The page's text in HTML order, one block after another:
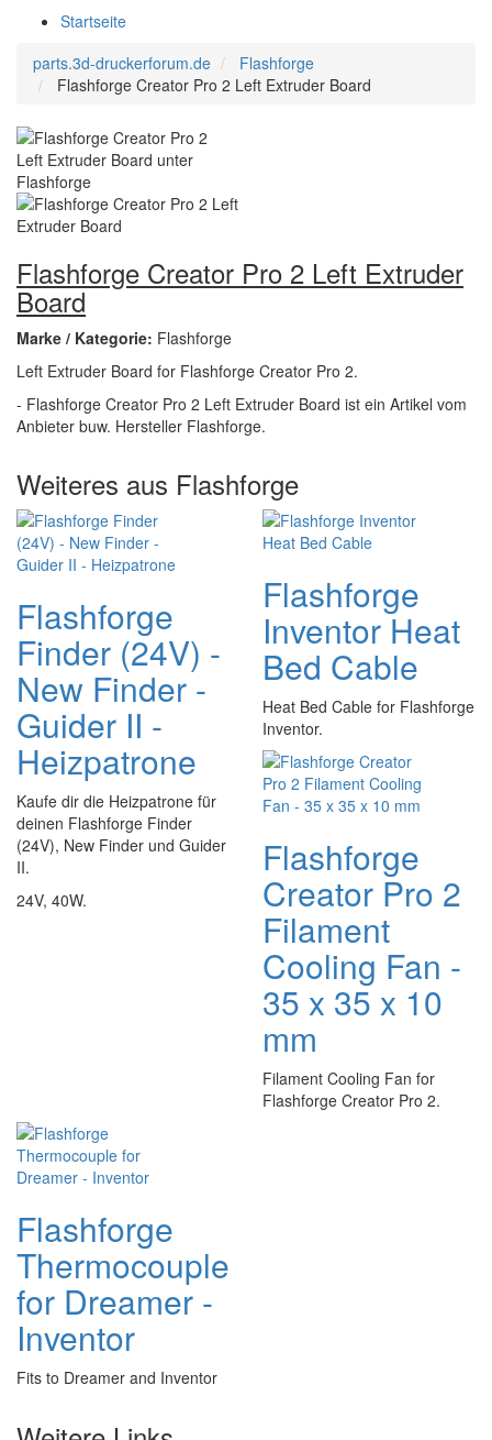
Startseite
parts.3d-druckerforum.de
Flashforge
Flashforge Creator Pro 2 Left Extruder Board
Flashforge Creator Pro 2 Left Extruder
Board
Marke / Kategorie: Flashforge
Left Extruder Board for Flashforge Creator Pro 2.
- Flashforge Creator Pro 2 Left Extruder Board ist ein Artikel vom
Anbieter buw. Hersteller Flashforge.
Weiteres aus Flashforge
Flashforge
Finder (24V) -
New Finder -
Guider II -
Heizpatrone
Kaufe dir die Heizpatrone für
deinen Flashforge Finder
(24V), New Finder und Guider
II.
24V, 40W.
Flashforge
Inventor Heat
Bed Cable
Heat Bed Cable for Flashforge
Inventor.
Flashforge
Creator Pro 2
Filament
Cooling Fan -
35 x 35 x 10
mm
Filament Cooling Fan for
Flashforge Creator Pro 2.
Flashforge
Thermocouple
for Dreamer -
Inventor
Fits to Dreamer and Inventor